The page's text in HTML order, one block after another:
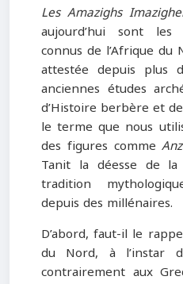
Les Amazighs
aujourd’hui sont les
connus de l’Afrique
attestée depuis plus
anciennes études
d’Histoire berbère et
le terme que nous
des figures comme
Tanit la déesse de
tradition
depuis des millénaires.
D’abord, faut-il le
du Nord, à l’instar
contrairement aux